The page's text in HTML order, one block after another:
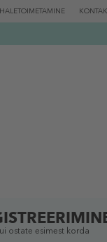
ostate esimest korda